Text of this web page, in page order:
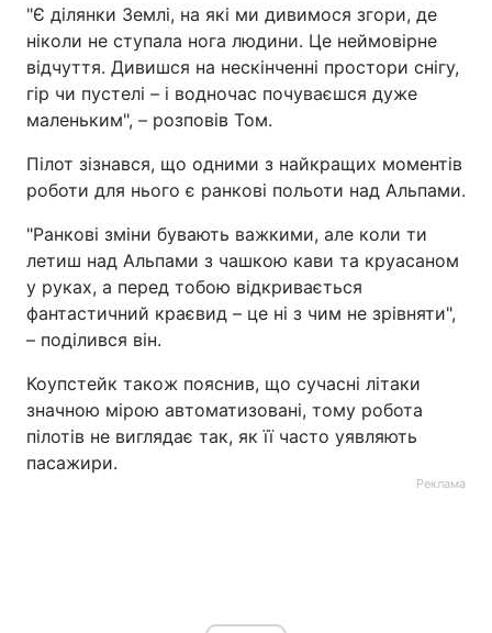
"Є ділянки Землі, на які ми дивимося згори, де
ніколи не ступала нога людини. Це неймовірне
відчуття. Дивишся на нескінченні простори снігу,
гір чи пустелі – і водночас почуваєшся дуже
маленьким", – розповів Том.
Пілот зізнався, що одними з найкращих моментів
роботи для нього є ранкові польоти над Альпами.
"Ранкові зміни бувають важкими, але коли ти
летиш над Альпами з чашкою кави та круасаном
у руках, а перед тобою відкривається
фантастичний краєвид – це ні з чим не зрівняти",
– поділився він.
Коупстейк також пояснив, що сучасні літаки
значною мірою автоматизовані, тому робота
пілотів не виглядає так, як її часто уявляють
пасажири.
Реклама